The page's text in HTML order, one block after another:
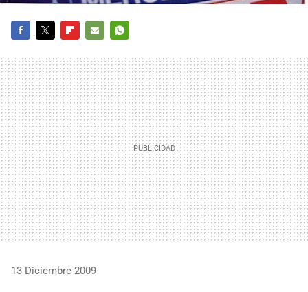
MAIL
13 Diciembre 2009